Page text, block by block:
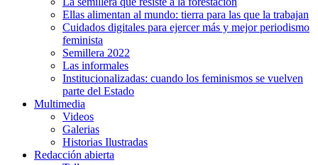
Ellas alimentan al mundo: tierra para las que la trabajan
Cuidados digitales para ejercer más y mejor periodismo
feminista
Semillera 2022
Las informales
Institucionalizadas: cuando los feminismos se vuelven
parte del Estado
Multimedia
Videos
Galerias
Historias Ilustradas
Redacción abierta